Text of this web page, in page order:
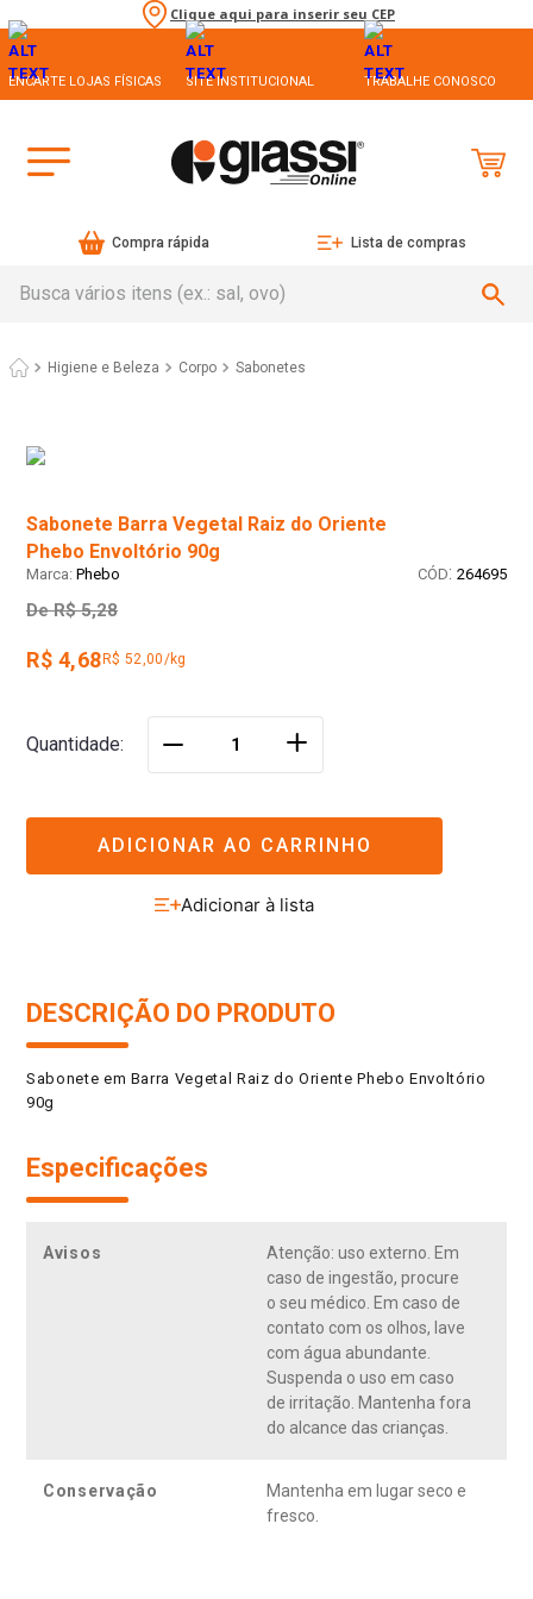
Clique aqui para inserir seu CEP
ENCARTE LOJAS FÍSICAS SITE INSTITUCIONAL TRABALHE CONOSCO
Compra rápida Lista de compras
Higiene e Beleza Corpo Sabonetes
Sabonete Barra Vegetal Raiz do Oriente
Phebo Envoltório 90g
Phebo : 264695
De R$ 5,28
R$ 4,68 R$ 52,00/kg
Quantidade ＋
ADICIONAR AO CARRINHO
DESCRIÇÃO DO PRODUTO
Sabonete em Barra Vegetal Raiz do Oriente Phebo Envoltório
90g
Especificações
Avisos
Atenção: uso externo. Em
caso de ingestão, procure
o seu médico. Em caso de
contato com os olhos, lave
com água abundante.
Suspenda o uso em caso
de irritação. Mantenha fora
do alcance das crianças.
Conservação
Mantenha em lugar seco e
fresco.